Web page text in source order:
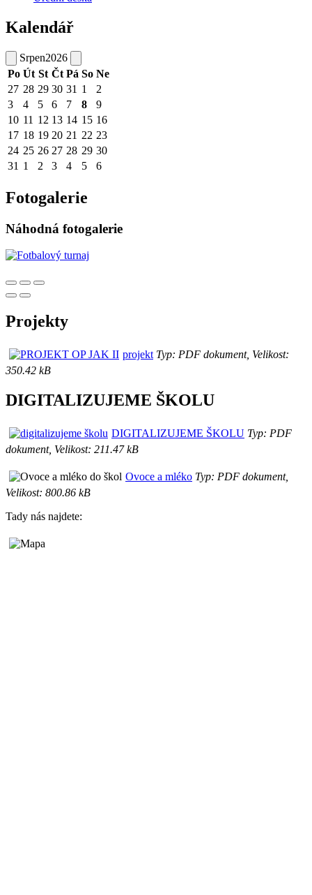
Kalendář
Srpen2026
Po Út St Čt Pá So Ne
27 28 29 30 31 1
2
3
4 5 6 7 8
9
10 11 12 13 14 15 16
17 18 19 20 21 22 23
24 25 26 27 28 29 30
31 1 2 3 4 5 6
Fotogalerie
Náhodná fotogalerie
Projekty
projekt Typ: PDF dokument, Velikost:
350.42 kB
DIGITALIZUJEME ŠKOLU
DIGITALIZUJEME ŠKOLU Typ: PDF
dokument, Velikost: 211.47 kB
Ovoce a mléko Typ: PDF dokument,
Velikost: 800.86 kB
Tady nás najdete: